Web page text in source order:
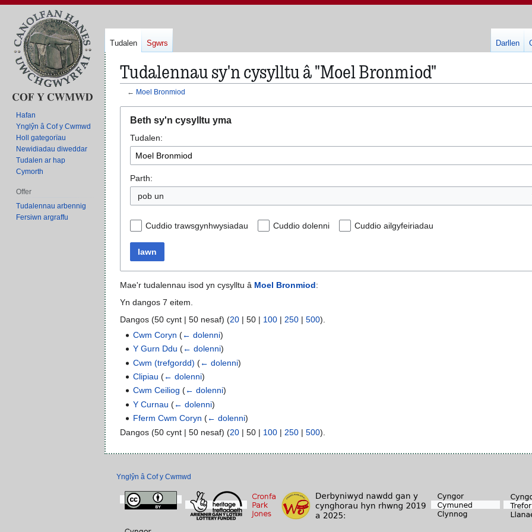
Tudalennau sy'n cysylltu â "Moel Bronmiod"
← Moel Bronmiod
panel
llywio
bar
chwilio
Beth sy'n cysylltu yma
Tudalen:
Parth:
pob un
Cuddio trawsgynhwysiadau Cuddio dolenni Cuddio ailgyfeiriadau
Iawn
Mae'r tudalennau isod yn cysylltu â Moel Bronmiod:
Yn dangos 7 eitem.
Dangos (50 cynt | 50 nesaf) (20 | 50 | 100 | 250 | 500).
Cwm Coryn (← dolenni)
Y Gurn Ddu (← dolenni)
Cwm (trefgordd) (← dolenni)
Clipiau (← dolenni)
Cwm Ceiliog (← dolenni)
Y Curnau (← dolenni)
Fferm Cwm Coryn (← dolenni)
Dangos (50 cynt | 50 nesaf) (20 | 50 | 100 | 250 | 500).
Tudalen Sgwrs Darllen
Hafan
Ynglŷn â Cof y Cwmwd
Holl gategorïau
Newidiadau diweddar
Tudalen ar hap
Cymorth
Offer
Tudalennau arbennig
Fersiwn argraffu
Ynglŷn â Cof y Cwmwd